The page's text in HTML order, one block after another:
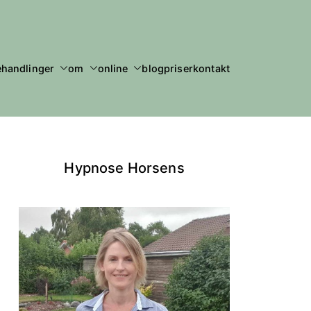
om online blogpriserkontakt
Hypnose Horsens